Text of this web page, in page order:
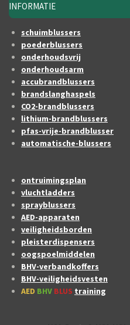
INFORMATIE
schuimblussers
poederblussers
onderhoudsvrij
onderhoudsarm
accubrandblussers
brandslanghaspels
CO2-brandblussers
lithium-brandblussers
pfas-vrije-brandblusser
automatische-blussers
ontruimingsplan
vluchtladders
sprayblussers
AED-apparaten
veiligheidsborden
pleisterdispensers
oogspoelmiddelen
BHV-verbandkoffers
BHV-veiligheidsvesten
AED BHV BLUS training